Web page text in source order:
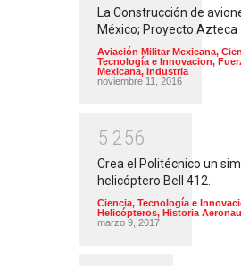
La Construcción de
México; Proyecto Azteca
Aviación Militar Mexicana,
Tecnología e Innovacion,
Mexicana, Industria
noviembre 11, 2016
5 256
Crea el Politécnico un
helicóptero Bell 412.
Ciencia, Tecnología e
Helicópteros, Historia
marzo 9, 2017